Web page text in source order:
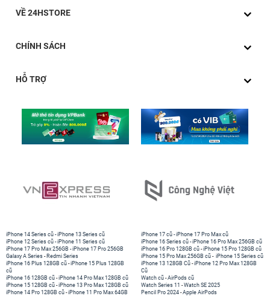
trình sử dụng hằng ngày. Nhờ ứng dụng công nghệ thu
không gian đáng kể khi cắm ở ổ điện, đặc biệt là trong
dùng mang theo dễ dàng ở bất kỳ đâu. Với trọng lượng
nhẹ, kiểu dáng vuông vức và thanh mảnh, cốc sạc Anker
VỀ 24HSTORE
CHÍNH SÁCH
HỖ TRỢ
iPhone 14 Series cũ -iPhone 13 Series cũ
iPhone 12 Series cũ -iPhone 11 Series cũ
iPhone 17 Pro Max 256GB -iPhone 17 Pro 256GB
Galaxy A Series - Redmi Series
iPhone 17 cũ -iPhone 17 Pro Max cũ
iPhone 16 Series cũ - iPhone 16 Pro Max 256GB cũ
iPhone 16 Pro 128GB cũ -iPhone 15 Pro 128GB cũ
iPhone 15 Pro Max 256GB cũ - iPhone 15 Series cũ
iPhone 16 Plus 128GB cũ -iPhone 15 Plus 128GB
cũ
iPhone 16 128GB cũ -iPhone 14 Pro Max 128GB cũ
iPhone 15 128GB cũ -iPhone 13 Pro Max 128GB cũ
iPhone 14 Pro 128GB cũ -iPhone 11 Pro Max 64GB
iPhone 13 128GB Cũ -iPhone 12 Pro Max 128GB
Cũ
Watch cũ -AirPods cũ
Watch Series 11 -Watch SE 2025
Pencil Pro 2024 -Apple AirPods